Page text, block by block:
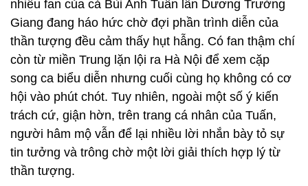
nhiều fan của cả Bùi Anh Tuấn lẫn Dương Trường
Giang đang háo hức chờ đợi phần trình diễn của
thần tượng đều cảm thấy hụt hẫng. Có fan thậm chí
còn từ miền Trung lặn lội ra Hà Nội để xem cặp
song ca biểu diễn nhưng cuối cùng họ không có cơ
hội vào phút chót. Tuy nhiên, ngoài một số ý kiến
trách cứ, giận hờn, trên trang cá nhân của Tuấn,
người hâm mộ vẫn để lại nhiều lời nhắn bày tỏ sự
tin tưởng và trông chờ một lời giải thích hợp lý từ
thần tượng.